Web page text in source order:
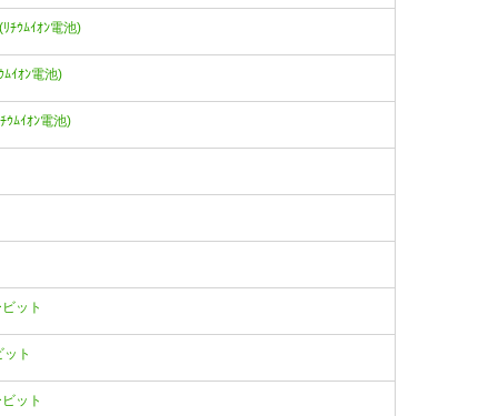
ﾁｳﾑｲｵﾝ電池)
ｲｵﾝ電池)
ｳﾑｲｵﾝ電池)
ット
ト
ット